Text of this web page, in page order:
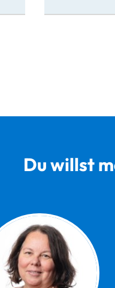
Du willst